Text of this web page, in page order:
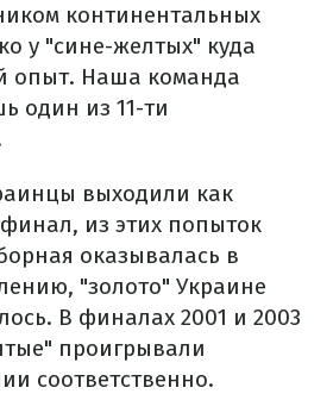
континентальных
у "сине-желтых" куда
опыт. Наша команда
один из 11-ти
выходили как
из этих попыток
оказывалась в
"золото" Украине
В финалах 2001 и 2003
проигрывали
соответственно.